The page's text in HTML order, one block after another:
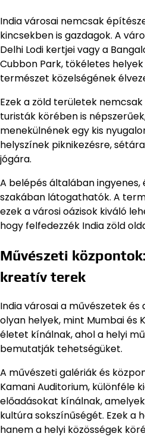
India városai nemcsak
kincsekben is gazdagok. A
Delhi Lodi kertjei vagy a
Cubbon Park, tökéletes
természet közelségének
Ezek a zöld területek
turisták körében is
menekülnének egy kis
helyszínek piknikezésre,
jógára.
A belépés általában
szakában látogathatók. A
ezek a városi oázisok kiváló
hogy felfedezzék India zöld
Művészeti
kreatív terek
India városai a művészetek és
olyan helyek, mint Mumbai és
életet kínálnak, ahol a helyi
bemutatják tehetségüket.
A művészeti galériák és
Kamani Auditorium, különféle
előadásokat kínálnak,
kultúra sokszínűségét. Ezek a
hanem a helyi közösségek